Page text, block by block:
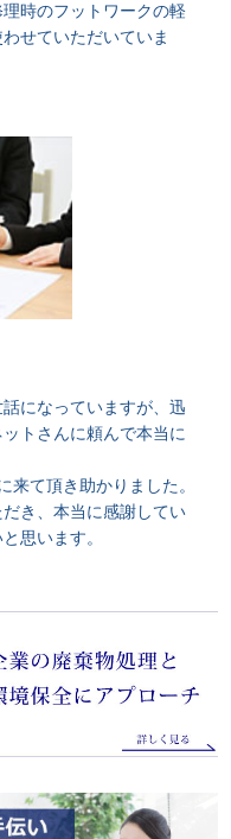
時のフットワークの軽
せていただいていま
になっていますが、迅
トさんに頼んで本当に
来て頂き助かりました。
き、本当に感謝してい
思います。